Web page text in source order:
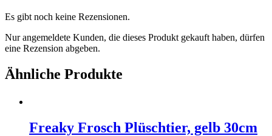
Es gibt noch keine Rezensionen.
Nur angemeldete Kunden, die dieses Produkt gekauft haben, dürfen
eine Rezension abgeben.
Ähnliche Produkte
Freaky Frosch Plüschtier, gelb 30cm